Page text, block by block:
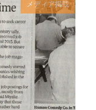
メディア掲載